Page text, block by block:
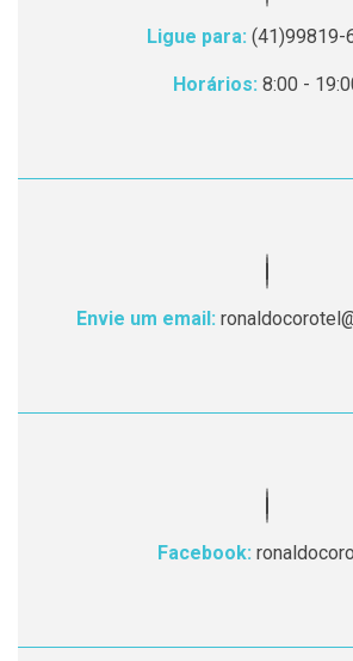
Ligue para: (41)99819-
Horários: 8:00 -
Envie um email:
Facebook: